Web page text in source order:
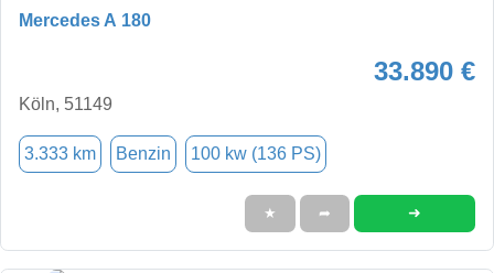
Mercedes A 180
33.890 €
Köln, 51149
3.333 km Benzin 100 kw (136 PS)
★ ➦ ➜